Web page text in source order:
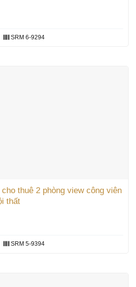
SRM 6-9294
thuê 2 phòng view công viên
thất
SRM 5-9394